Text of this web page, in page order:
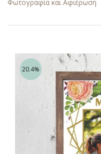
Φωτογραφία και Αφιέρωση
20.4%